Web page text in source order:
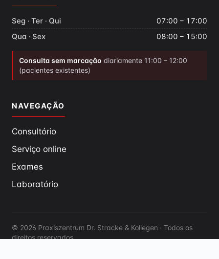
Seg · Ter · Qui
07:00 – 17:00
Qua · Sex
08:00 – 15:00
Consulta sem marcação diariamente 11:00 – 12:00
(pacientes existentes)
NAVEGAÇÃO
Consultório
Serviço online
Exames
Laboratório
© 2026 Praxiszentrum Dr. Stracke & Kollegen · Todos os
direitos reservados